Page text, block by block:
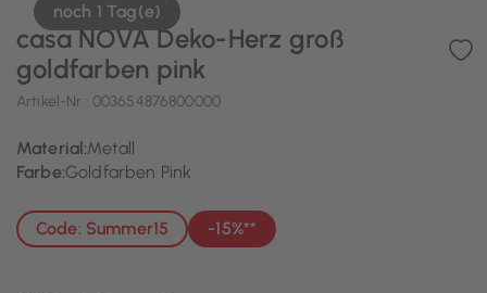
noch 1 Tag(e)
casa NOVA Deko-Herz groß
goldfarben pink
Artikel-Nr.: 003654876800000
Material:Metall
Farbe:Goldfarben Pink
Code: Summer15 -15%**